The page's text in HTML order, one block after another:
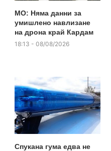
МО: Няма данни за
умишлено навлизане
на дрона край Кардам
18:13 - 08/08/2026
Спукана гума едва не